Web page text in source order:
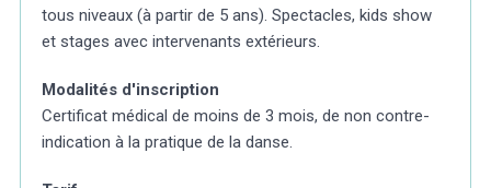
tous niveaux (à partir de 5 ans). Spectacles, kids show
et stages avec intervenants extérieurs.
Modalités d'inscription
Certificat médical de moins de 3 mois, de non contre-
indication à la pratique de la danse.